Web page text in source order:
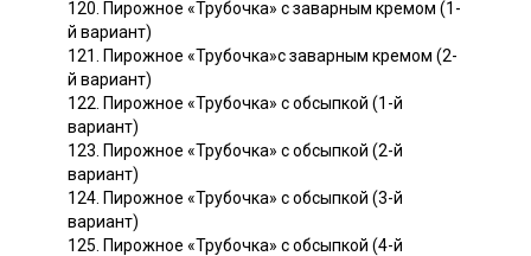
120. Пирожное «Трубочка» с заварным кремом (1-
й вариант)
121. Пирожное «Трубочка»с заварным кремом (2-
й вариант)
122. Пирожное «Трубочка» с обсыпкой (1-й
вариант)
123. Пирожное «Трубочка» с обсыпкой (2-й
вариант)
124. Пирожное «Трубочка» с обсыпкой (3-й
вариант)
125. Пирожное «Трубочка» с обсыпкой (4-й